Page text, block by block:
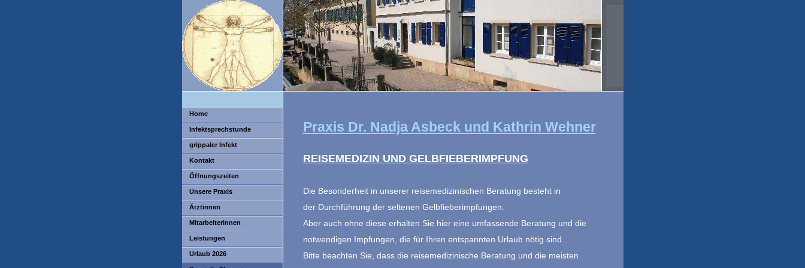
Home
Infektsprechstunde
grippaler Infekt
Kontakt
Öffnungszeiten
Unsere Praxis
Ärztinnen
Mitarbeiterinnen
Leistungen
Urlaub 2026
Praxis Dr. Nadja Asbeck und Kathrin Wehner
REISEMEDIZIN UND GELBFIEBERIMPFUNG
Die Besonderheit in unserer reisemedizinischen Beratung besteht in
der Durchführung der seltenen Gelbfieberimpfungen.
Aber auch ohne diese erhalten Sie hier eine umfassende Beratung und die
notwendigen Impfungen, die für Ihren entspannten Urlaub nötig sind.
Bitte beachten Sie, dass die reisemedizinische Beratung und die meisten